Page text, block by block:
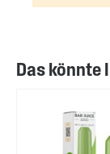
Das könnte